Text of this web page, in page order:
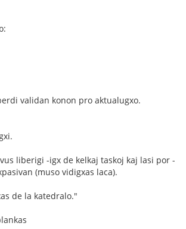
validan konon pro aktualugxo.
liberigi -igx de kelkaj taskoj kaj lasi por -
(muso vidigxas laca).
de la katedralo."